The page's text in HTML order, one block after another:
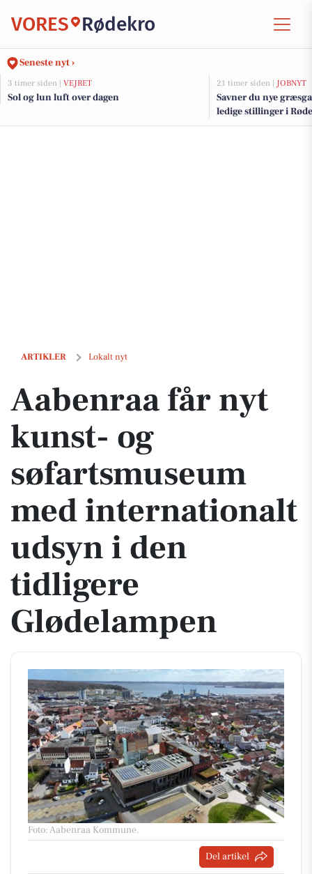
VORES Rødekro
Seneste nyt ›
3 timer siden | VEJRET
Sol og lun luft over dagen
21 timer siden | JOBNYT
Savner du nye
ledige stillinger i
ARTIKLER Lokalt nyt
Aabenraa får nyt kunst- og søfartsmuseum med internationalt
Aabenraa får nyt
kunst- og
søfartsmuseum
med internationalt
udsyn i den
tidligere
Glødelampen
Foto: Aabenraa Kommune.
Del artikel